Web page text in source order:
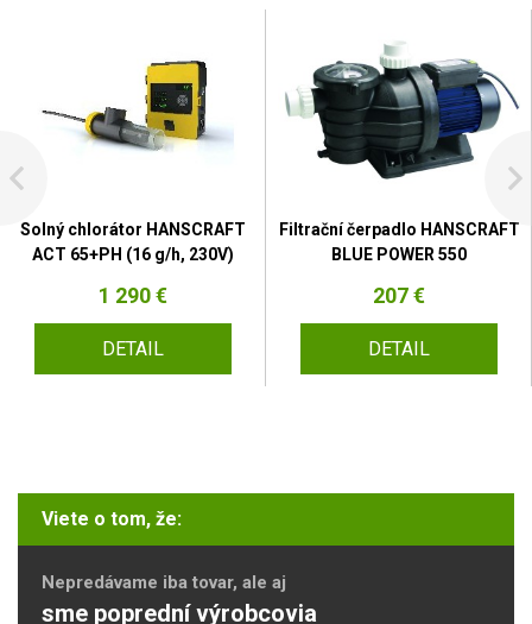
Solný chlorátor HANSCRAFT
ACT 65+PH (16 g/h, 230V)
1 290 €
DETAIL
Filtrační čerpadlo HANSCRAFT
BLUE POWER 550
207 €
DETAIL
Viete o tom, že:
Nepredávame iba tovar, ale aj
sme poprední výrobcovia